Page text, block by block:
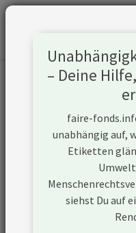
Informationen zum
Konflikte
– Deine
faire-
unabhängig auf,
Etiketten
siehst Du auf